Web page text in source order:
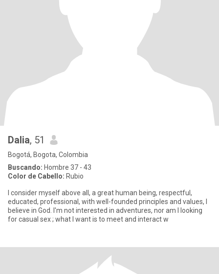
Dalia, 51
Bogotá, Bogota, Colombia
Buscando: Hombre 37 - 43
Color de Cabello: Rubio
I consider myself above all, a great human being, respectful,
educated, professional, with well-founded principles and values, I
believe in God. I'm not interested in adventures, nor am I looking
for casual sex ; what I want is to meet and interact w